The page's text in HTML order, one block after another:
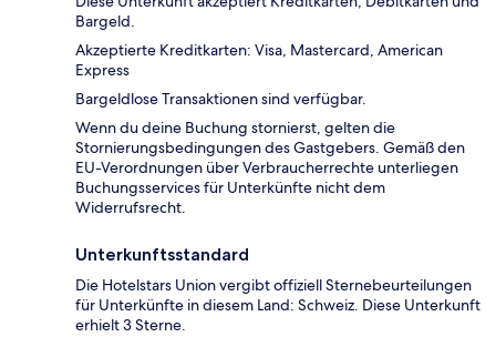
Bargeld.
Akzeptierte Kreditkarten: Visa, Mastercard, American
Express
Bargeldlose Transaktionen sind verfügbar.
Wenn du deine Buchung stornierst, gelten die
Stornierungsbedingungen des Gastgebers. Gemäß den
EU-Verordnungen über Verbraucherrechte unterliegen
Buchungsservices für Unterkünfte nicht dem
Widerrufsrecht.
Unterkunftsstandard
Die Hotelstars Union vergibt offiziell Sternebeurteilungen
für Unterkünfte in diesem Land: Schweiz. Diese Unterkunft
erhielt 3 Sterne.